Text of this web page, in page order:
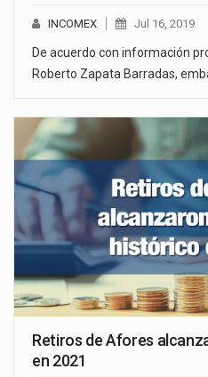
INCOMEX Jul 16, 2019
De acuerdo con información
Roberto Zapata Barradas,
Retiros de Afores
en 2021